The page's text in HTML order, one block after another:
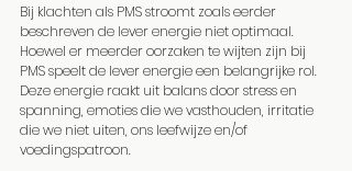
Bij klachten als PMS stroomt zoals eerder
beschreven de lever energie niet optimaal.
Hoewel er meerder oorzaken te wijten zijn bij
PMS speelt de lever energie een belangrijke rol.
Deze energie raakt uit balans door stress en
spanning, emoties die we vasthouden, irritatie
die we niet uiten, ons leefwijze en/of
voedingspatroon.